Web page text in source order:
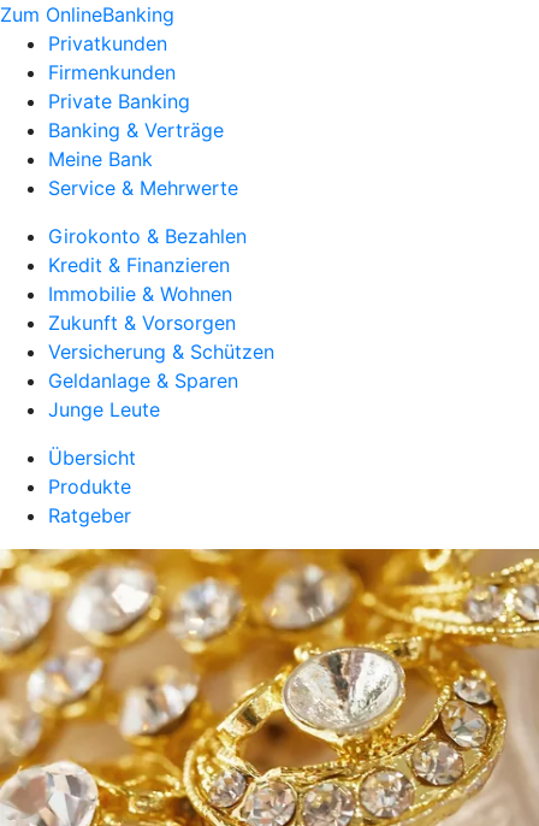
Zum OnlineBanking
Privatkunden
Firmenkunden
Private Banking
Banking & Verträge
Meine Bank
Service & Mehrwerte
Girokonto & Bezahlen
Kredit & Finanzieren
Immobilie & Wohnen
Zukunft & Vorsorgen
Versicherung & Schützen
Geldanlage & Sparen
Junge Leute
Übersicht
Produkte
Ratgeber